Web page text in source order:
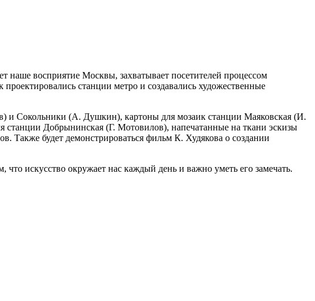
наше восприятие Москвы, захватывает посетителей процессом
станции метро и создавались художественные
и Сокольники (А. Душкин), картоны для мозаик станции Маяковская (И.
станции Добрынинская (Г. Мотовилов), напечатанные на ткани эскизы
будет демонстрироваться фильм К. Худякова о создании
искусство окружает нас каждый день и важно уметь его замечать.